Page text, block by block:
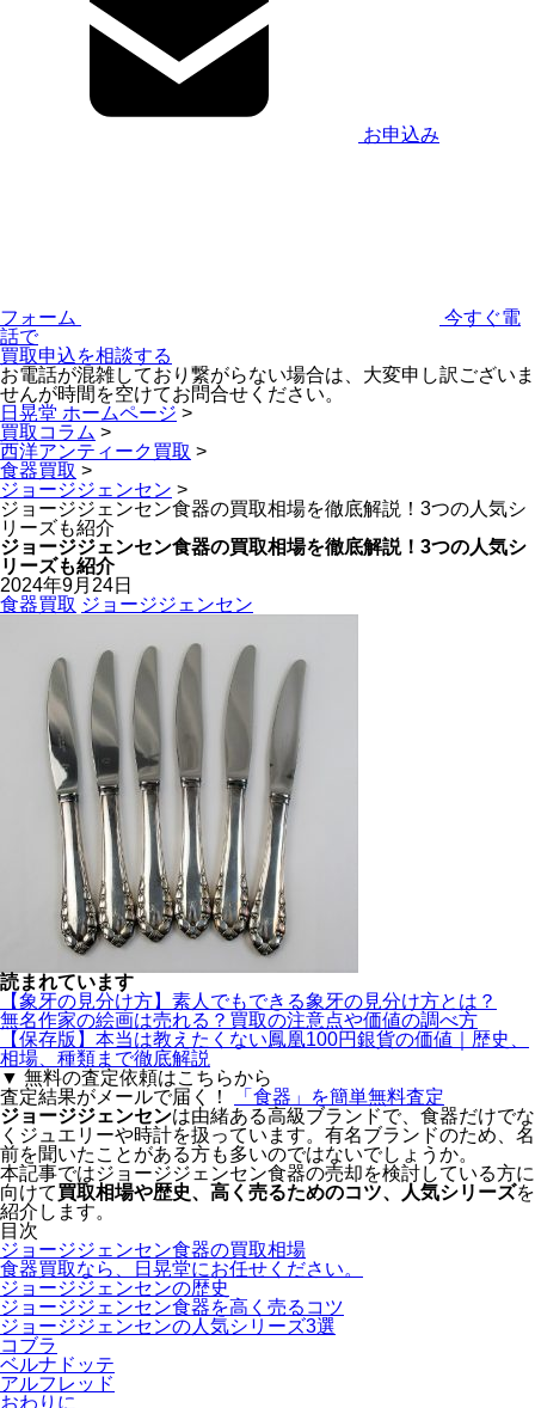
お申込み
フォーム
今すぐ電
話で
買取申込を相談する
お電話が混雑しており繋がらない場合は、大変申し訳ございま
せんが時間を空けてお問合せください。
日晃堂 ホームページ >
買取コラム >
西洋アンティーク買取 >
食器買取 >
ジョージジェンセン >
ジョージジェンセン食器の買取相場を徹底解説！3つの人気シ
リーズも紹介
ジョージジェンセン食器の買取相場を徹底解説！3つの人気シ
リーズも紹介
2024年9月24日
食器買取 ジョージジェンセン
読まれています
【象牙の見分け方】素人でもできる象牙の見分け方とは？
無名作家の絵画は売れる？買取の注意点や価値の調べ方
【保存版】本当は教えたくない鳳凰100円銀貨の価値｜歴史、
相場、種類まで徹底解説
▼ 無料の査定依頼はこちらから
査定結果がメールで届く！
「食器」を簡単無料査定
ジョージジェンセンは由緒ある高級ブランドで、食器だけでな
くジュエリーや時計を扱っています。有名ブランドのため、名
前を聞いたことがある方も多いのではないでしょうか。
本記事ではジョージジェンセン食器の売却を検討している方に
向けて買取相場や歴史、高く売るためのコツ、人気シリーズを
紹介します。
目次
ジョージジェンセン食器の買取相場
食器買取なら、日晃堂にお任せください。
ジョージジェンセンの歴史
ジョージジェンセン食器を高く売るコツ
ジョージジェンセンの人気シリーズ3選
コブラ
ベルナドッテ
アルフレッド
おわりに